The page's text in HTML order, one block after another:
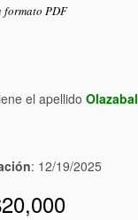
formato PDF
el apellido Olazabal
: 12/19/2025